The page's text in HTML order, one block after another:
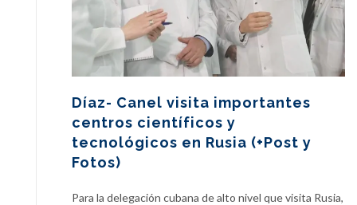
Díaz- Canel visita importantes
centros científicos y
tecnológicos en Rusia (+Post y
Fotos)
Para la delegación cubana de alto nivel que visita Rusia,